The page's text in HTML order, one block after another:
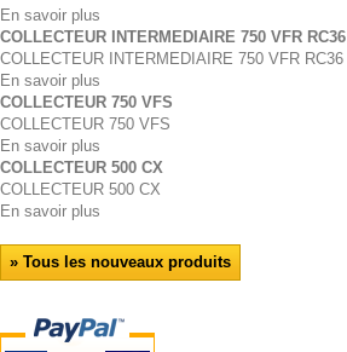
En savoir plus
COLLECTEUR INTERMEDIAIRE 750 VFR RC36
COLLECTEUR INTERMEDIAIRE 750 VFR RC36
En savoir plus
COLLECTEUR 750 VFS
COLLECTEUR 750 VFS
En savoir plus
COLLECTEUR 500 CX
COLLECTEUR 500 CX
En savoir plus
» Tous les nouveaux produits